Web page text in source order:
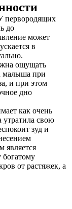
первородящих
до
может
в
ощущать
малыша при
и при этом
дно
как очень
утратила свою
зуд и
является
богатому
от растяжек, а